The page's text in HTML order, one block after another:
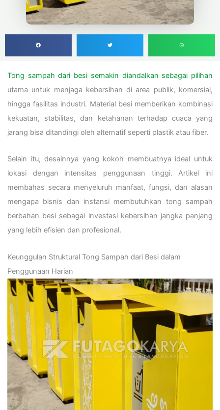
Tong sampah dari besi semakin diandalkan sebagai pilihan
utama untuk menjaga kebersihan di area publik, komersial,
hingga fasilitas industri. Material besi memberikan kombinasi
kekuatan, stabilitas, dan ketahanan terhadap cuaca yang
jarang bisa ditandingi oleh alternatif seperti plastik atau fiber.
Selain itu, desainnya yang kokoh membuatnya ideal untuk
lokasi dengan intensitas penggunaan tinggi. Artikel ini
membahas secara menyeluruh manfaat, fungsi, dan alasan
mengapa bisnis dan instansi membutuhkan tong sampah
berbahan besi sebagai investasi kebersihan jangka panjang
yang lebih efisien dan profesional.
Keunggulan Struktural Tong Sampah dari Besi dalam
Penggunaan Harian